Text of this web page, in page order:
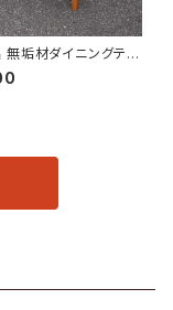
垢材ダイニングテー